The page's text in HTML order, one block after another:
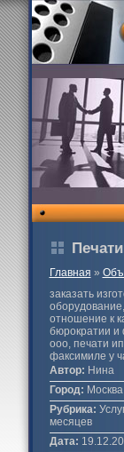
Главная »
заказать
отношение к
бюрократии и
ооо, печати
факсимиле у
Автор: Нина
Город: Москва
Рубрика:
месяцев
Дата: